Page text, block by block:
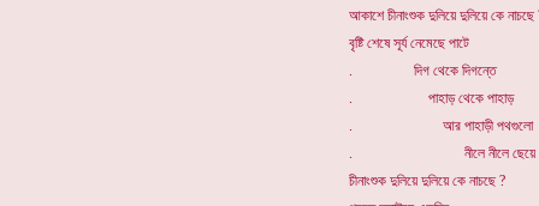
আকাশে চীনাংশুক দুলিয়ে দুলিয়ে কে নাচছে
বৃষ্টি শেষে সূর্য নেমেছে পাটে
. দিগ থেকে দিগন্তে
. পাহাড় থেকে পাহাড়
. আর পাহাড়ী পথগুলো
. নীলে নীলে ছেয়ে
চীনাংশুক দুলিয়ে দুলিয়ে কে নাচছে ?